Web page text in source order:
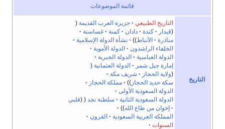
قائمة الموضوعات
التاريخ
التاريخ الطبيعي
جزيرة العرب القديمة
قيدار
كندة دادان كمنة
غساسنة
مناذرة
الأنباط
نشأة الدولة الإسلامية
الخلفاء الراشدون
الدولة الأموية
الدولة العباسية
الدولة الجبرية
إمارة جبل شمر
الدولة العثمانية
ولاية الحجاز
شريف مكة
سكة حديد الحجاز
مملكة الحجاز
الدولة السعودية الأولى
الدولة السعودية الثانية
سلطنة نجد
فلبي
إخوان من طاع الله
المملكة العربية السعودية
القرون
السنوات